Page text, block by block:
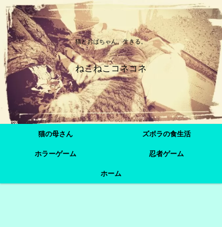
猫とおばちゃん、生きる。
ねこねこコネコネ
猫の母さん ズボラの食生活
ホラーゲーム 忍者ゲーム
ホーム